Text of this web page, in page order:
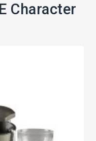
Character